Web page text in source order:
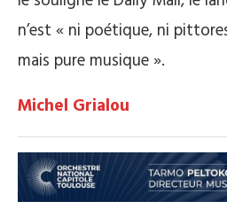
n’est « ni poétique, ni
mais pure musique ».
Michel Grialou